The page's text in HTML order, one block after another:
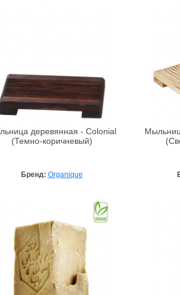
деревянная - Colonial
(Темно-коричневый)
Бренд: Organique